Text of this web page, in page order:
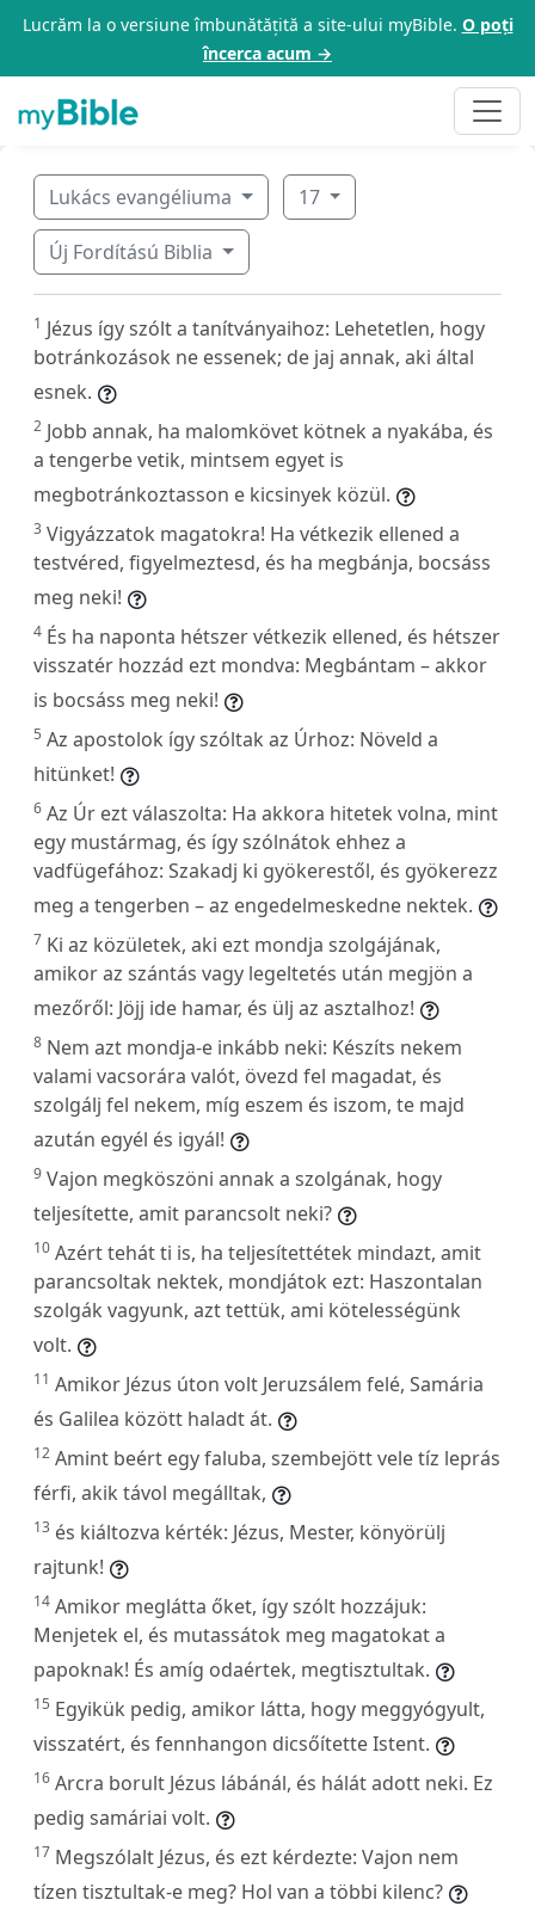
Lucrăm la o versiune îmbunătățită a site-ului myBible. O poți
încerca acum →
Lukács evangéliuma 17
Új Fordítású Biblia
1 Jézus így szólt a tanítványaihoz: Lehetetlen, hogy
botránkozások ne essenek; de jaj annak, aki által
esnek.
2 Jobb annak, ha malomkövet kötnek a nyakába, és
a tengerbe vetik, mintsem egyet is
megbotránkoztasson e kicsinyek közül.
3 Vigyázzatok magatokra! Ha vétkezik ellened a
testvéred, figyelmeztesd, és ha megbánja, bocsáss
meg neki!
4 És ha naponta hétszer vétkezik ellened, és hétszer
visszatér hozzád ezt mondva: Megbántam – akkor
is bocsáss meg neki!
5 Az apostolok így szóltak az Úrhoz: Növeld a
hitünket!
6 Az Úr ezt válaszolta: Ha akkora hitetek volna, mint
egy mustármag, és így szólnátok ehhez a
vadfügefához: Szakadj ki gyökerestől, és gyökerezz
meg a tengerben – az engedelmeskedne nektek.
7 Ki az közületek, aki ezt mondja szolgájának,
amikor az szántás vagy legeltetés után megjön a
mezőről: Jöjj ide hamar, és ülj az asztalhoz!
8 Nem azt mondja-e inkább neki: Készíts nekem
valami vacsorára valót, övezd fel magadat, és
szolgálj fel nekem, míg eszem és iszom, te majd
azután egyél és igyál!
9 Vajon megköszöni annak a szolgának, hogy
teljesítette, amit parancsolt neki?
10 Azért tehát ti is, ha teljesítettétek mindazt, amit
parancsoltak nektek, mondjátok ezt: Haszontalan
szolgák vagyunk, azt tettük, ami kötelességünk
volt.
11 Amikor Jézus úton volt Jeruzsálem felé, Samária
és Galilea között haladt át.
12 Amint beért egy faluba, szembejött vele tíz leprás
férfi, akik távol megálltak,
13 és kiáltozva kérték: Jézus, Mester, könyörülj
rajtunk!
14 Amikor meglátta őket, így szólt hozzájuk:
Menjetek el, és mutassátok meg magatokat a
papoknak! És amíg odaértek, megtisztultak.
15 Egyikük pedig, amikor látta, hogy meggyógyult,
visszatért, és fennhangon dicsőítette Istent.
16 Arcra borult Jézus lábánál, és hálát adott neki. Ez
pedig samáriai volt.
17 Megszólalt Jézus, és ezt kérdezte: Vajon nem
tízen tisztultak-e meg? Hol van a többi kilenc?